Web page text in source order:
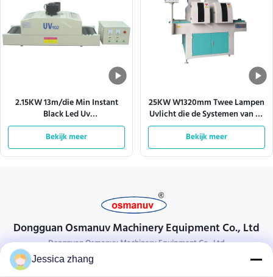
2.15KW 13m/die Min Instant
Black Led Uv
Transportbandsystemen
genezen
Bekijk meer
25KW W1320mm Twee Lampen
Uvlicht die de Systemen van de
Machinetransportband
genezen
Bekijk meer
Dongguan Osmanuv Machinery Equipment Co., Ltd
Dongguan Osmanuv Machinery Equipment Co., Ltd
Neem contact op.
Jessica zhang